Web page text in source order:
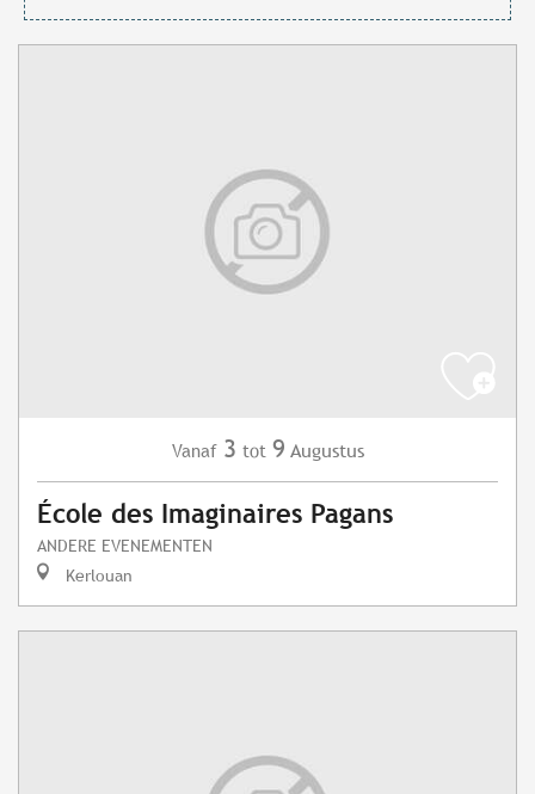
Vanaf 3 tot 9 Augustus
École des Imaginaires Pagans
ANDERE EVENEMENTEN
Kerlouan